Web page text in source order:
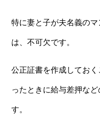
特に妻と子が夫名義の
は、不可欠です。
公正証書を作成してお
ったときに給与差押な
す。